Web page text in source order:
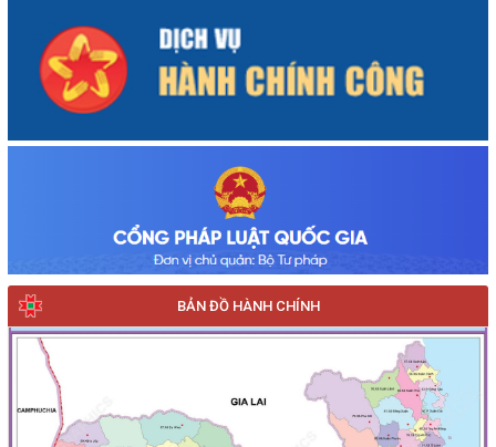
BẢN ĐỒ HÀNH CHÍNH